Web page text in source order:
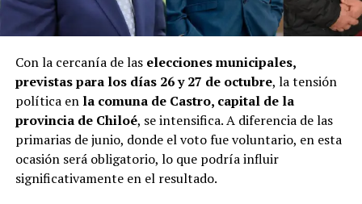
Con la cercanía de las elecciones municipales,
previstas para los días 26 y 27 de octubre, la tensión
política en la comuna de Castro, capital de la
provincia de Chiloé, se intensifica. A diferencia de las
primarias de junio, donde el voto fue voluntario, en esta
ocasión será obligatorio, lo que podría influir
significativamente en el resultado.